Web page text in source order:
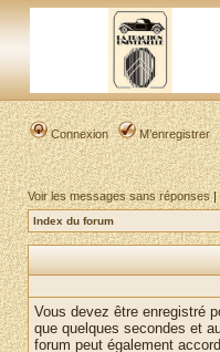
Connexion M’enregistrer
Voir les messages sans réponses|
Index du forum
Vous devez être enregistré
que quelques secondes et
forum peut également